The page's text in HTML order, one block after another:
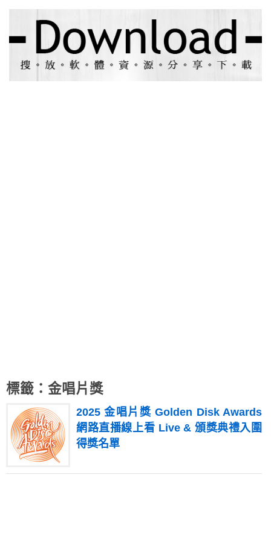
標籤：金唱片獎
2025 金唱片獎 Golden Disk Awards
網路直播線上看 Live & 頒獎典禮入圍
得獎名單